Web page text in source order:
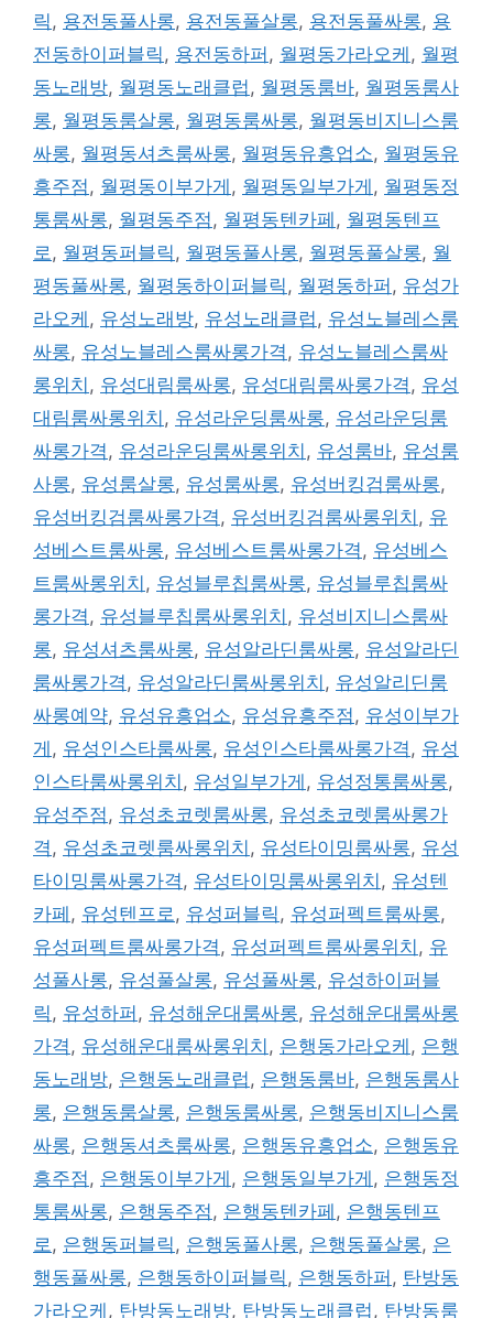
릭 , 용전동풀사롱, 용전동풀살롱, 용전동풀싸롱, 용
전동하이퍼블릭 , 용전동하퍼 , 월평동가라오케 , 월평
동노래방, 월평동노래클럽 , 월평동룸바, 월평동룸사
롱, 월평동룸살롱, 월평동룸싸롱, 월평동비지니스룸
싸롱, 월평동셔츠룸싸롱, 월평동유흥업소, 월평동유
흥주점 , 월평동이부가게 , 월평동일부가게 , 월평동정
통룸싸롱, 월평동주점 , 월평동텐카페 , 월평동텐프
로 , 월평동퍼블릭 , 월평동풀사롱, 월평동풀살롱, 월
평동풀싸롱, 월평동하이퍼블릭 , 월평동하퍼 , 유성가
라오케 , 유성노래방, 유성노래클럽 , 유성노블레스룸
싸롱, 유성노블레스룸싸롱가격 , 유성노블레스룸싸
롱위치 , 유성대림룸싸롱, 유성대림룸싸롱가격 , 유성
대림룸싸롱위치 , 유성라운딩룸싸롱, 유성라운딩룸
싸롱가격 , 유성라운딩룸싸롱위치 , 유성룸바, 유성룸
사롱, 유성룸살롱, 유성룸싸롱, 유성버킹검룸싸롱,
유성버킹검룸싸롱가격 , 유성버킹검룸싸롱위치 , 유
성베스트룸싸롱, 유성베스트룸싸롱가격 , 유성베스
트룸싸롱위치 , 유성블루칩룸싸롱, 유성블루칩룸싸
롱가격 , 유성블루칩룸싸롱위치 , 유성비지니스룸싸
롱, 유성셔츠룸싸롱, 유성알라딘룸싸롱, 유성알라딘
룸싸롱가격 , 유성알라딘룸싸롱위치 , 유성알리딘룸
싸롱예약, 유성유흥업소, 유성유흥주점 , 유성이부가
게 , 유성인스타룸싸롱, 유성인스타룸싸롱가격 , 유성
인스타룸싸롱위치 , 유성일부가게 , 유성정통룸싸롱,
유성주점 , 유성초코렛룸싸롱, 유성초코렛룸싸롱가
격 , 유성초코렛룸싸롱위치 , 유성타이밍룸싸롱, 유성
타이밍룸싸롱가격 , 유성타이밍룸싸롱위치 , 유성텐
카페 , 유성텐프로 , 유성퍼블릭 , 유성퍼펙트룸싸롱,
유성퍼펙트룸싸롱가격 , 유성퍼펙트룸싸롱위치 , 유
성풀사롱, 유성풀살롱, 유성풀싸롱, 유성하이퍼블
릭 , 유성하퍼 , 유성해운대룸싸롱, 유성해운대룸싸롱
가격 , 유성해운대룸싸롱위치 , 은행동가라오케 , 은행
동노래방, 은행동노래클럽 , 은행동룸바, 은행동룸사
롱, 은행동룸살롱, 은행동룸싸롱, 은행동비지니스룸
싸롱, 은행동셔츠룸싸롱, 은행동유흥업소, 은행동유
흥주점 , 은행동이부가게 , 은행동일부가게 , 은행동정
통룸싸롱, 은행동주점 , 은행동텐카페 , 은행동텐프
로 , 은행동퍼블릭 , 은행동풀사롱, 은행동풀살롱, 은
행동풀싸롱, 은행동하이퍼블릭 , 은행동하퍼 , 탄방동
가라오케 , 탄방동노래방, 탄방동노래클럽 , 탄방동룸